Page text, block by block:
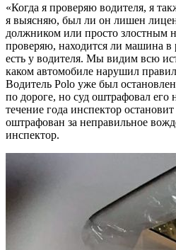
«Когда я проверяю водителя, я
я выясняю, был ли он лишен
должником или просто злостным
проверяю, находится ли машина
есть у водителя. Мы видим всю
каком автомобиле нарушил
Водитель Polo уже был
по дороге, но суд оштрафовал его
течение года инспектор
оштрафован за неправильное
инспектор.